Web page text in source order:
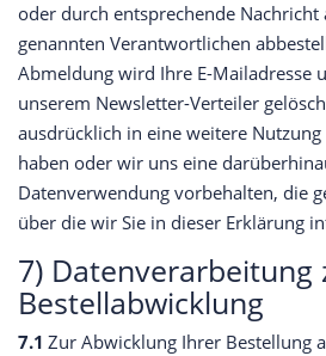
oder durch entsprechende Nachricht
genannten Verantwortlichen
Abmeldung wird Ihre E-Mailadresse
unserem Newsletter-Verteiler
ausdrücklich in eine weitere
haben oder wir uns eine
Datenverwendung vorbehalten, die
über die wir Sie in dieser Erklärung
7) Datenverarbeitung
Bestellabwicklung
7.1 Zur Abwicklung Ihrer Bestellung